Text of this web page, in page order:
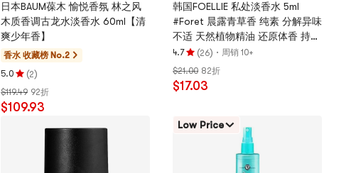
日本BAUM葆木 愉悦香氛 林之风
木质香调古龙水淡香水 60ml【清
爽少年香】
香水 收藏榜 No.2
5.0
评
分
5.0
(2)
$119.49 92折
$109.93
韩国FOELLIE 私处淡香水 5ml
#Foret 晨露青草香 纯素 分解异味
不适 天然植物精油 还原体香 持久
留香 敏感肌适用【BEST】
4.7
评
分
4.7
星，
(26) · 周销 10+
$21.00 82折
$17.03
Low Price